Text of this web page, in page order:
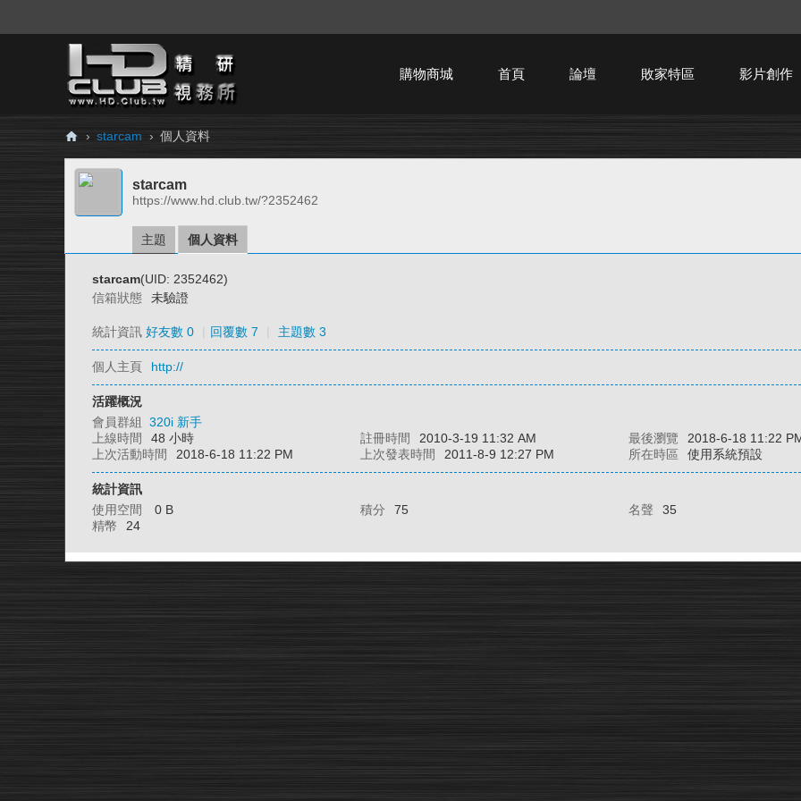
購物商城 首頁 論壇 敗家特區 影片創作
H
Cl
› starcam › 個人資料
starcam
https://www.hd.club.tw/?2352462
主題 個人資料
starcam(UID: 2352462)
信箱狀態
未驗證
統計資訊 好友數 0 回覆數 7 主題數 3
個人主頁 http://
活躍概況
會員群組 320i 新手
上線時間
48 小時 註冊時間 2010-3-19 11:32 AM 最後瀏覽
2018-6-18 11:22
上次活動時間
2018-6-18 11:22 PM 上次發表時間 2011-8-9 12:27 PM 所在時區 使用系統預設
統計資訊
使用空間
0 B 積分 75 名聲
35
精幣
24